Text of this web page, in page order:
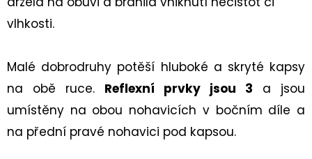
vlhkosti.
Malé dobrodruhy potěší hluboké a skryté kapsy
na obě ruce. Reflexní prvky jsou 3 a jsou
umístěny na obou nohavicích v bočním díle a
na přední pravé nohavici pod kapsou.